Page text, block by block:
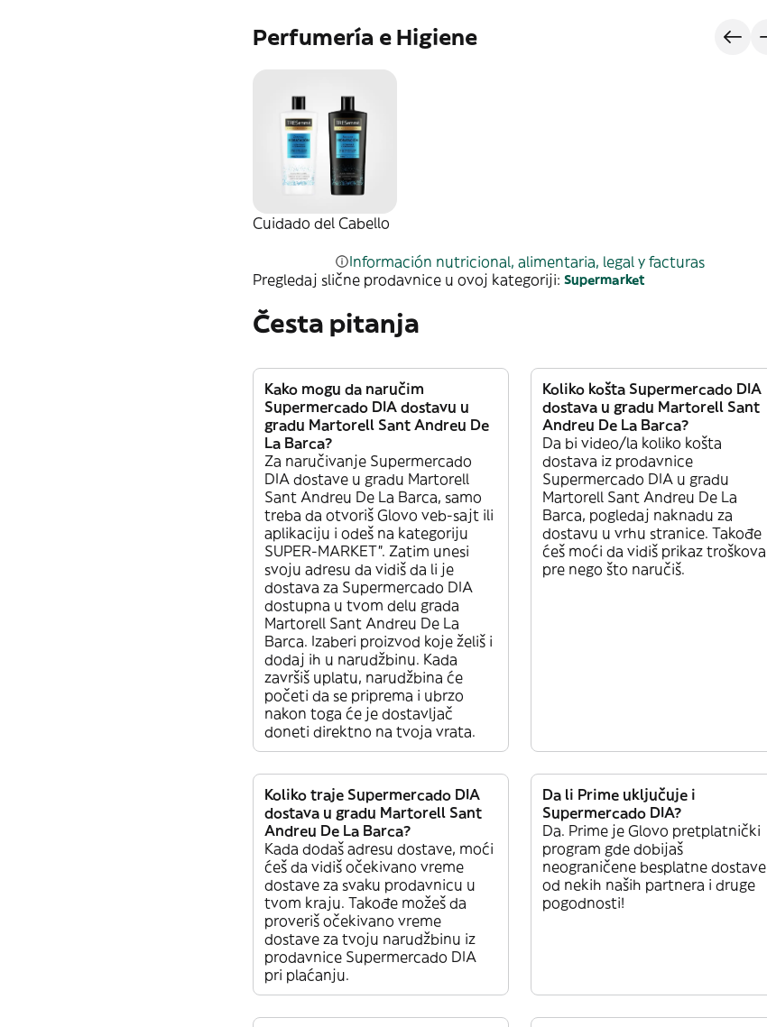
Perfumería e Higiene
Cuidado del Cabello
Información nutricional, alimentaria, legal y facturas
Pregledaj slične prodavnice u ovoj kategoriji: Supermarket
Česta pitanja
Kako mogu da naručim
Supermercado DIA dostavu u
gradu Martorell Sant Andreu De
La Barca?
Za naručivanje Supermercado
DIA dostave u gradu Martorell
Sant Andreu De La Barca, samo
treba da otvoriš Glovo veb-sajt ili
aplikaciju i odeš na kategoriju
SUPER-MARKET”. Zatim unesi
svoju adresu da vidiš da li je
dostava za Supermercado DIA
dostupna u tvom delu grada
Martorell Sant Andreu De La
Barca. Izaberi proizvod koje želiš i
dodaj ih u narudžbinu. Kada
završiš uplatu, narudžbina će
početi da se priprema i ubrzo
nakon toga će je dostavljač
doneti direktno na tvoja vrata.
Koliko košta Supermercado DIA
dostava u gradu Martorell Sant
Andreu De La Barca?
Da bi video/la koliko košta
dostava iz prodavnice
Supermercado DIA u gradu
Martorell Sant Andreu De La
Barca, pogledaj naknadu za
dostavu u vrhu stranice. Takođe
ćeš moći da vidiš prikaz troškova
pre nego što naručiš.
Koliko traje Supermercado DIA
dostava u gradu Martorell Sant
Andreu De La Barca?
Kada dodaš adresu dostave, moći
ćeš da vidiš očekivano vreme
dostave za svaku prodavnicu u
tvom kraju. Takođe možeš da
proveriš očekivano vreme
dostave za tvoju narudžbinu iz
prodavnice Supermercado DIA
pri plaćanju.
Da li Prime uključuje i
Supermercado DIA?
Da. Prime je Glovo pretplatnički
program gde dobijaš
neograničene besplatne dostave
od nekih naših partnera i druge
pogodnosti!